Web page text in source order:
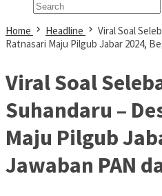
Home Headline
Viral Soal
Ratnasari Maju Pilgub Jabar 2024,
Viral Soal
Suhandaru –
Maju Pilgub
Jawaban PAN